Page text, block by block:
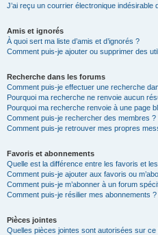
J’ai reçu un courrier électronique indésirable
Amis et ignorés
À quoi sert ma liste d’amis et d’ignorés ?
Comment puis-je ajouter ou supprimer des
Recherche dans les forums
Comment puis-je effectuer une recherche
Pourquoi ma recherche ne renvoie aucun
Pourquoi ma recherche renvoie à une page
Comment puis-je rechercher des membres ?
Comment puis-je retrouver mes propres
Favoris et abonnements
Quelle est la différence entre les favoris et
Comment puis-je ajouter aux favoris ou
Comment puis-je m’abonner à un forum
Comment puis-je résilier mes abonnements ?
Pièces jointes
Quelles pièces jointes sont autorisées sur ce